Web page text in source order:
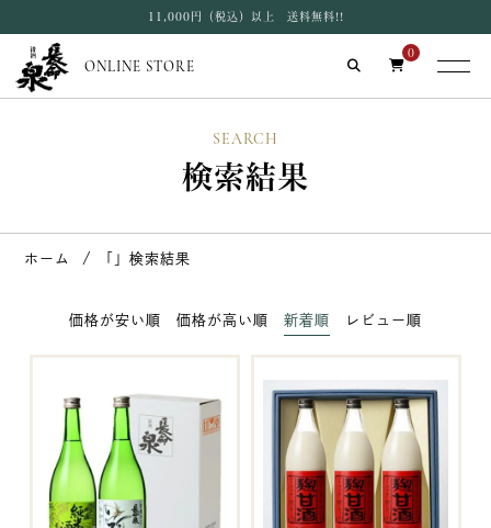
11,000円（税込）以上 送料無料!!
ONLINE STORE
0
SEARCH
検索結果
ホーム 「」検索結果
価格が安い順 価格が高い順 新着順 レビュー順